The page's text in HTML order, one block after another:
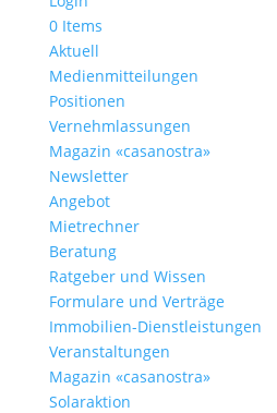
0 Items
Aktuell
Medienmitteilungen
Positionen
Vernehmlassungen
Magazin «casanostra»
Newsletter
Angebot
Mietrechner
Beratung
Ratgeber und Wissen
Formulare und Verträge
Immobilien-Dienstleistungen
Veranstaltungen
Magazin «casanostra»
Solaraktion